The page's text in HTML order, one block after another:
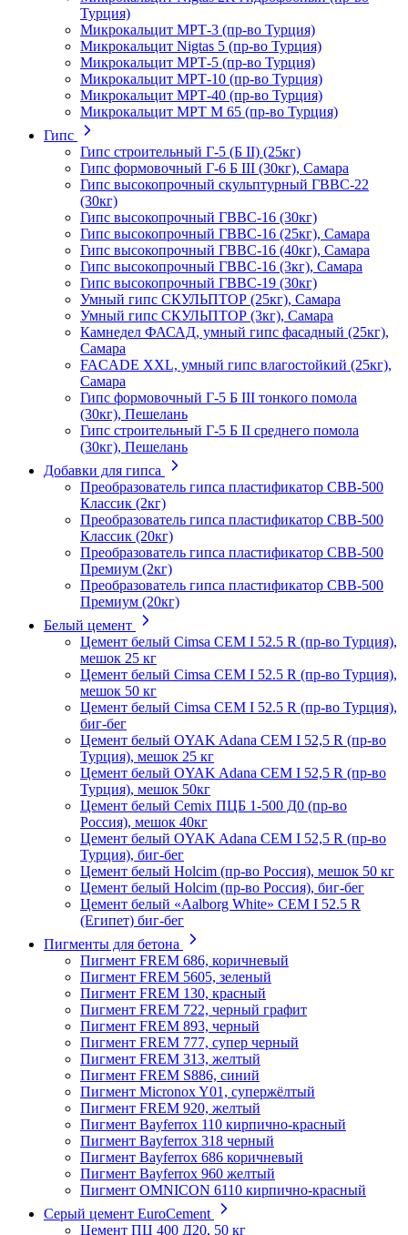
Турция)
Микрокальцит МРТ-3 (пр-во Турция)
Микрокальцит Nigtas 5 (пр-во Турция)
Микрокальцит МРТ-5 (пр-во Турция)
Микрокальцит МРТ-10 (пр-во Турция)
Микрокальцит МРТ-40 (пр-во Турция)
Микрокальцит МРТ М 65 (пр-во Турция)
Гипс
Гипс строительный Г-5 (Б II) (25кг)
Гипс формовочный Г-6 Б III (30кг), Самара
Гипс высокопрочный скульптурный ГВВС-22
(30кг)
Гипс высокопрочный ГВВС-16 (30кг)
Гипс высокопрочный ГВВС-16 (25кг), Самара
Гипс высокопрочный ГВВС-16 (40кг), Самара
Гипс высокопрочный ГВВС-16 (3кг), Самара
Гипс высокопрочный ГВВС-19 (30кг)
Умный гипс СКУЛЬПТОР (25кг), Самара
Умный гипс СКУЛЬПТОР (3кг), Самара
Камнедел ФАСАД, умный гипс фасадный (25кг),
Самара
FACADE XXL, умный гипс влагостойкий (25кг),
Самара
Гипс формовочный Г-5 Б III тонкого помола
(30кг), Пешелань
Гипс строительный Г-5 Б II среднего помола
(30кг), Пешелань
Добавки для гипса
Преобразователь гипса пластификатор СВВ-500
Классик (2кг)
Преобразователь гипса пластификатор СВВ-500
Классик (20кг)
Преобразователь гипса пластификатор СВВ-500
Премиум (2кг)
Преобразователь гипса пластификатор СВВ-500
Премиум (20кг)
Белый цемент
Цемент белый Cimsa CEM I 52.5 R (пр-во Турция),
мешок 25 кг
Цемент белый Cimsa CEM I 52.5 R (пр-во Турция),
мешок 50 кг
Цемент белый Cimsa CEM I 52.5 R (пр-во Турция),
биг-бег
Цемент белый OYAK Adana CEM I 52,5 R (пр-во
Турция), мешок 25 кг
Цемент белый OYAK Adana CEM I 52,5 R (пр-во
Турция), мешок 50кг
Цемент белый Cemix ПЦБ 1-500 Д0 (пр-во
Россия), мешок 40кг
Цемент белый OYAK Adana CEM I 52,5 R (пр-во
Турция), биг-бег
Цемент белый Holcim (пр-во Россия), мешок 50 кг
Цемент белый Holcim (пр-во Россия), биг-бег
Цемент белый «Aalborg White» CEM I 52.5 R
(Египет) биг-бег
Пигменты для бетона
Пигмент FREM 686, коричневый
Пигмент FREM 5605, зеленый
Пигмент FREM 130, красный
Пигмент FREM 722, черный графит
Пигмент FREM 893, черный
Пигмент FREM 777, супер черный
Пигмент FREM 313, желтый
Пигмент FREM S886, синий
Пигмент Micronox Y01, супержёлтый
Пигмент FREM 920, желтый
Пигмент Bayferrox 110 кирпично-красный
Пигмент Bayferrox 318 черный
Пигмент Bayferrox 686 коричневый
Пигмент Bayferrox 960 желтый
Пигмент OMNICON 6110 кирпично-красный
Серый цемент EuroCement
Цемент ПЦ 400 Д20, 50 кг